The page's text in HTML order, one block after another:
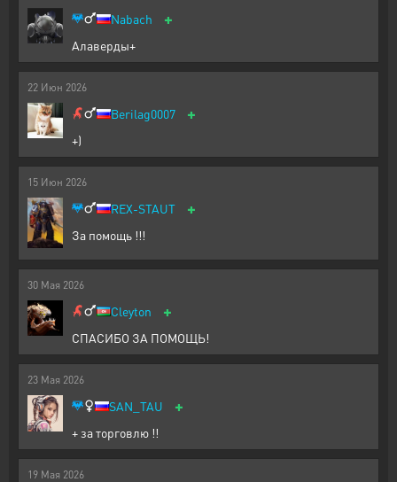
Nabach +
Алаверды+
22 Июн 2026
Berilag0007 +
+)
15 Июн 2026
REX-STAUT +
За помощь !!!
30 Мая 2026
Cleyton +
СПАСИБО ЗА ПОМОЩЬ!
23 Мая 2026
SAN_TAU +
+ за торговлю !!
19 Мая 2026